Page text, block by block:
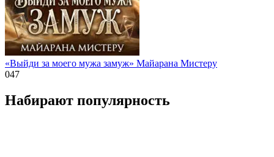
«Выйди за моего мужа замуж» Майарана Мистеру
047
Набирают популярность